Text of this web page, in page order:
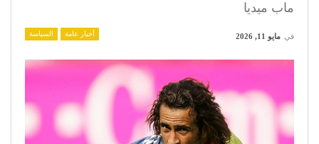
ماب ميديا
أخبار عامة السياسة في مايو 11, 2026